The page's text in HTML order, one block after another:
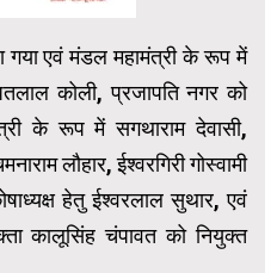
गया एवं मंडल महामंत्री के रूप में
कोली, प्रजापति नगर को
के रूप में सगथाराम देवासी,
लौहार, ईश्वरगिरी गोस्वामी
हेतु ईश्वरलाल सुथार, एवं
कालूसिंह चंपावत को नियुक्त